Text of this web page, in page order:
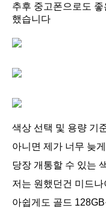
추후 중고폰으로도
했습니다
색상 선택 및 용량 기
아니면 제가 너무 늦
당장 개통할 수 있는
저는 원했던건 미드나
아쉽게도 골드